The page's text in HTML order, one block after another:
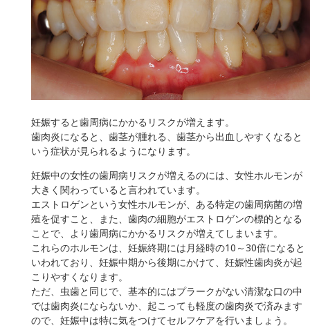
妊娠すると歯周病にかかるリスクが増えます。
歯肉炎になると、歯茎が腫れる、歯茎から出血しやすくなると
いう症状が見られるようになります。
妊娠中の女性の歯周病リスクが増えるのには、女性ホルモンが
大きく関わっていると言われています。
エストロゲンという女性ホルモンが、ある特定の歯周病菌の増
殖を促すこと、また、歯肉の細胞がエストロゲンの標的となる
ことで、より歯周病にかかるリスクが増えてしまいます。
これらのホルモンは、妊娠終期には月経時の10～30倍になると
いわれており、妊娠中期から後期にかけて、妊娠性歯肉炎が起
こりやすくなります。
ただ、虫歯と同じで、基本的にはプラークがない清潔な口の中
では歯肉炎にならないか、起こっても軽度の歯肉炎で済みます
ので、妊娠中は特に気をつけてセルフケアを行いましょう。